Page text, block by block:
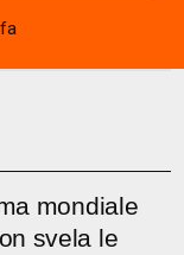
mondiale
svela le